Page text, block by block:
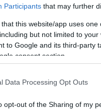
Participants that may further
that this website/app uses
but not limited to
to Google and its third-party
consent section.
Data Processing Opt Outs
opt-out of the Sharing of my
i tuoi video e
+39 345 356 7512